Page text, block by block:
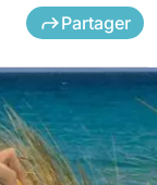
Partager